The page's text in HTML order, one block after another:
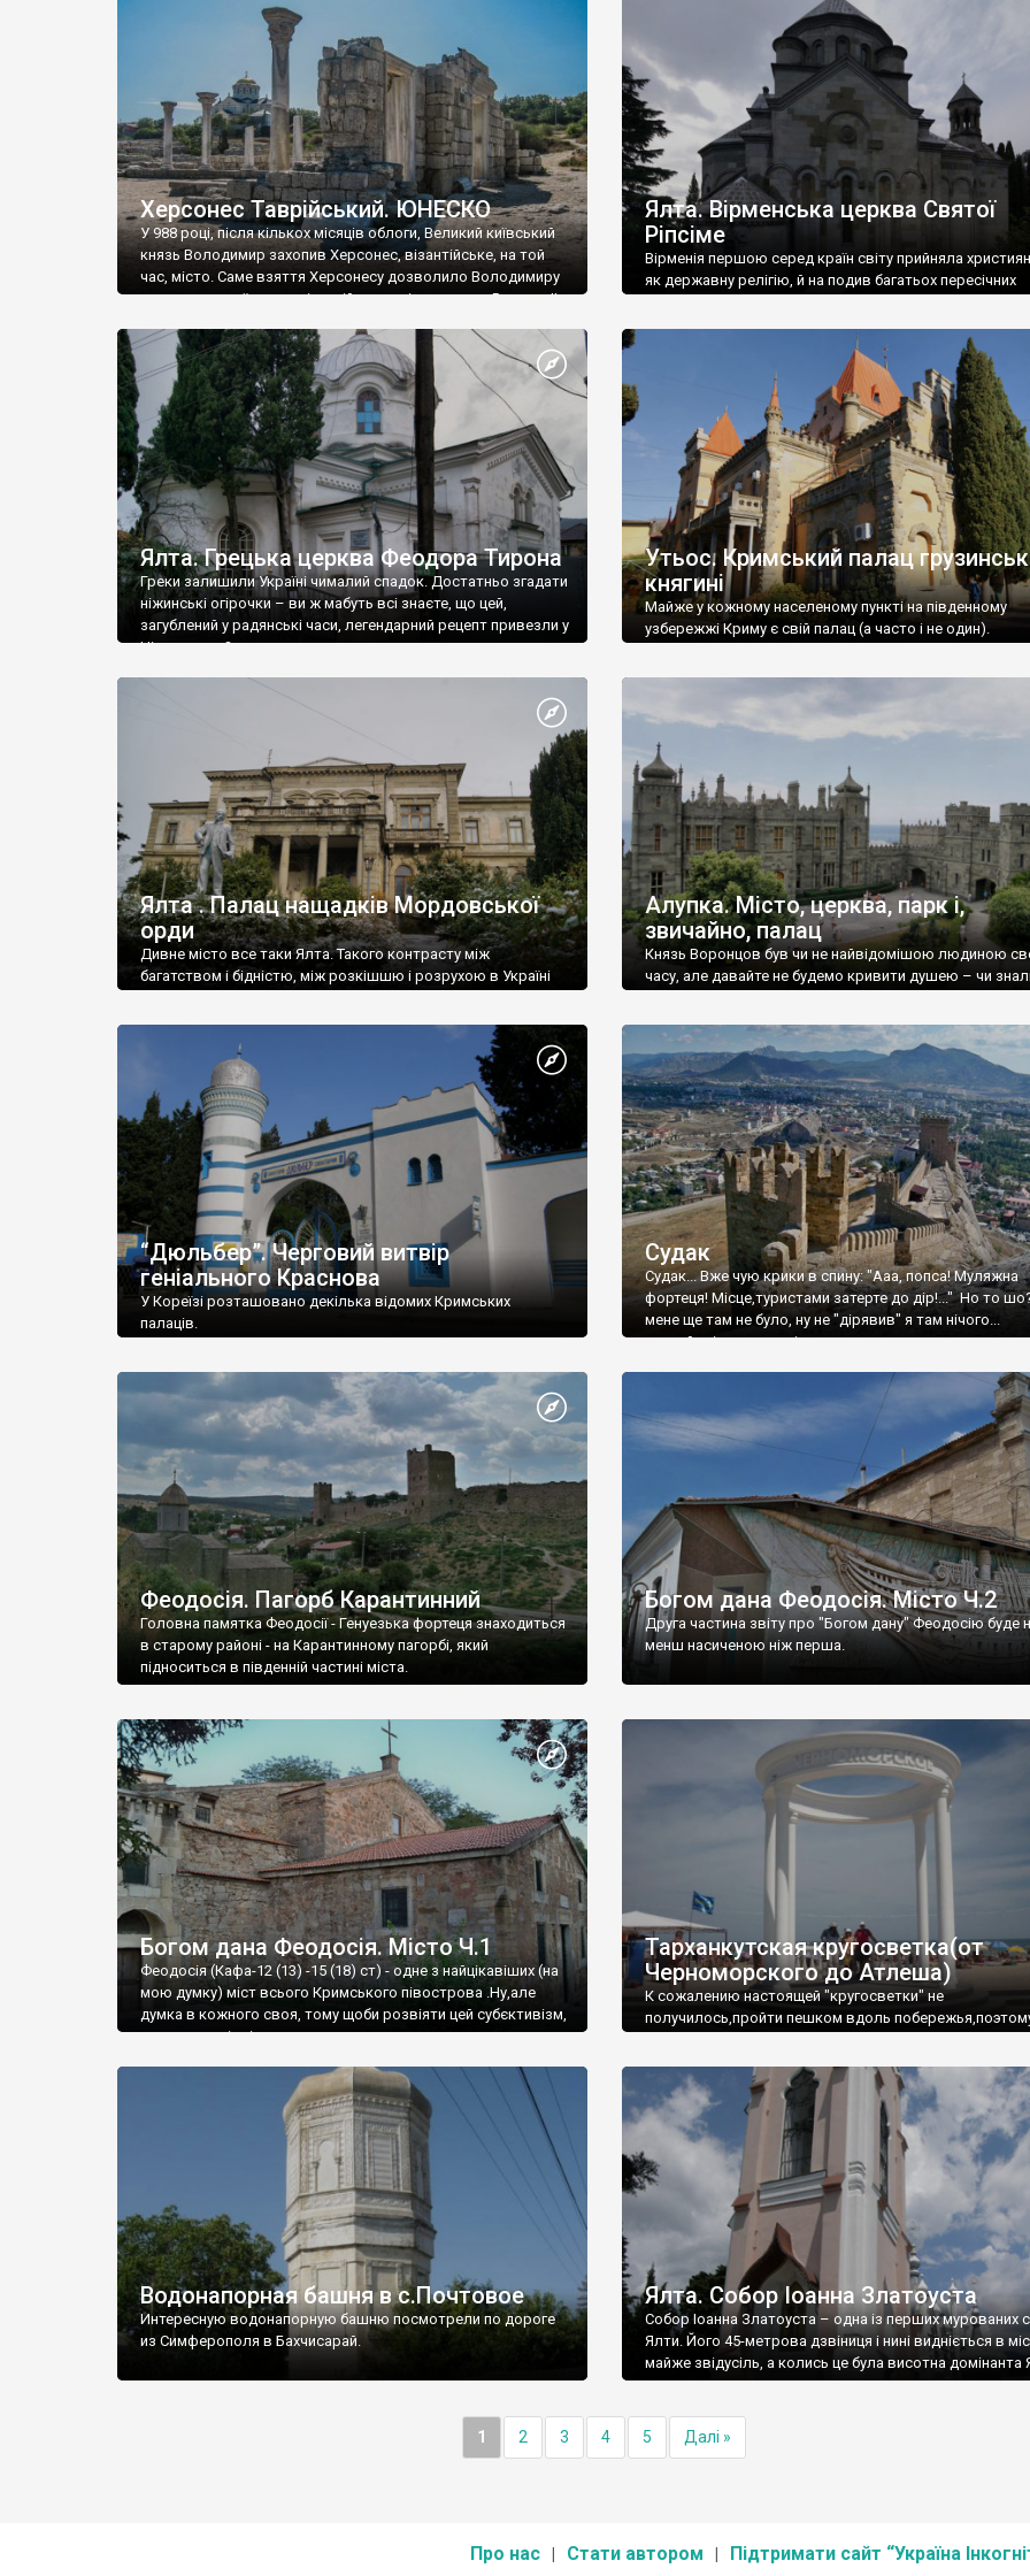
візантійської доби. Раритети викрадені з фондів об’єкту
культурної спадщини ЮНЕСКО «Херсонеса Таврійського».
Офіційно – на виставку «Золото Візантії», але експерти та
влада в Україні вважають це лише […]
називаються «повстяками» (postaki)…” “Вино. Крим
виробляє відмінне вино і його вдосталь: воно все
легке біле і дуже […]
Херсонес Таврійський. ЮНЕСКО
У 988 році, після кількох місяців облоги, Великий київський
князь Володимир захопив Херсонес, візантійське, на той
час, місто. Саме взяття Херсонесу дозволило Володимиру
диктувати свої умови візантійському імператору Василю ІІ,
Херсонесі Володимир-язичник, став Василем-
християнином. А потім було Хрещення Русі. На честь
Херсонесу Таврійського названо місто […]
Ялта. Вірменська церква Святої
Ріпсіме
Вірменія першою серед країн світу прийняла
як державну релігію, й на подив багатьох пересічних
Ялта. Грецька церква Феодора Тирона
Греки залишили Україні чималий спадок. Достатньо згадати
ніжинські огірочки – ви ж мабуть всі знаєте, що цей,
загублений у радянські часи, легендарний рецепт привезли у
Ніжин греки?
Утьос. Кримський палац
княгині
Майже у кожному населеному пункті на південному
узбережжі Криму є свій палац (а часто і не один).
Ялта . Палац нащадків Мордовської
орди
Дивне місто все таки Ялта. Такого контрасту між
багатством і бідністю, між розкішшю і розрухою в Україні
Алупка. Місто, церква, парк і,
звичайно, палац
Князь Воронцов був чи не найвідомішою людиною
часу, але давайте не будемо кривити душею – чи
“Дюльбер”. Черговий витвір
геніального Краснова
У Кореїзі розташовано декілька відомих Кримських
палаців.
Судак
Судак... Вже чую крики в спину: "Ааа, попса! Муляжна
фортеця! Місце,туристами затерте до дір!..." Но то
мене ще там не було, ну не "дірявив" я там нічого...
принаймні до цього літа.
Феодосія. Пагорб Карантинний
Головна памятка Феодосії - Генуезька фортеця знаходиться
в старому районі - на Карантинному пагорбі, який
підноситься в південній частині міста.
Богом дана Феодосія. Місто Ч.2
Друга частина звіту про "Богом дану" Феодосію буде
менш насиченою ніж перша.
Богом дана Феодосія. Місто Ч.1
Феодосія (Кафа-12 (13) -15 (18) ст) - одне з найцікавіших (на
мою думку) міст всього Кримського півострова .Ну,але
думка в кожного своя, тому щоби розвіяти цей субєктивізм,
запрошую відвідати це
Тарханкутская кругосветка(от
Черноморского до Атлеша)
К сожалению настоящей "кругосветки" не
получилось,пройти пешком вдоль
Водонапорная башня в с.Почтовое
Интересную водонапорную башню посмотрели по дороге
из Симферополя в Бахчисарай.
Ялта. Собор Іоанна Златоуста
Собор Іоанна Златоуста – одна із перших мурованих
Ялти. Його 45-метрова дзвіниця і нині видніється в
майже звідусіль, а колись це була висотна домінанта
1 2 3 4 5 Далі »
Про нас Стати автором Підтримати сайт “Україна